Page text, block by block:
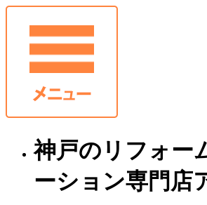
神戸のリフォー
ーション専門店